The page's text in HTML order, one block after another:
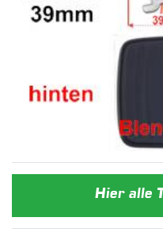
Hier alle